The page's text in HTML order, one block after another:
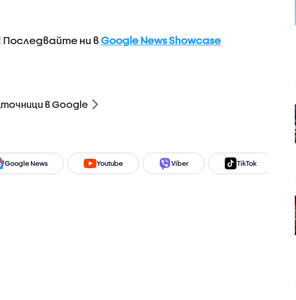
ни в Google News Showcase
в Google
Google News Youtube Viber TikTok